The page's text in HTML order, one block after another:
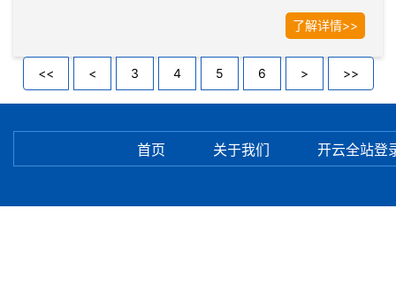
了解详情>>
<< < 3 4 5 6 > >>
首页 关于我们 开云全站登